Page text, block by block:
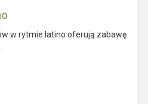
w rytmie latino oferują zabawę